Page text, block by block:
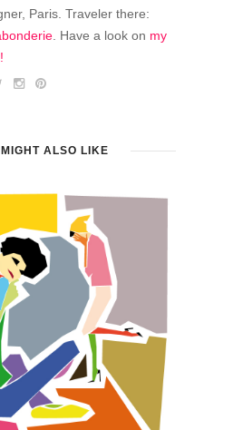
Paris. Traveler there:
. Have a look on my
ALSO LIKE